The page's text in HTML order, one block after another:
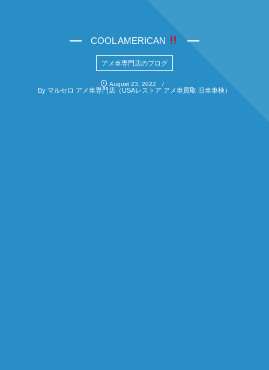
COOL AMERICAN
アメ車専門店のブログ
August 23 2022
By マルセロ アメ車専門店（USAレストア アメ車買取 旧車車検）